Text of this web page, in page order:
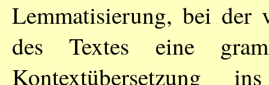
Lemmatisierung, bei der
des Textes eine
Kontextübersetzung